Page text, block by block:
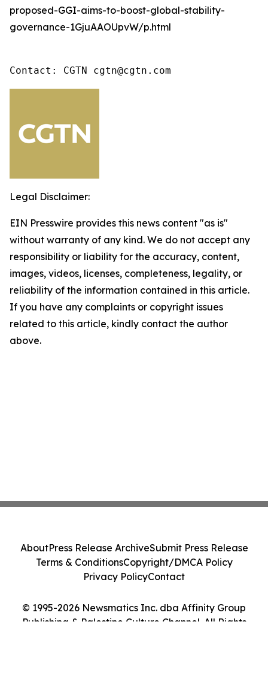
proposed-GGI-aims-to-boost-global-stability-
governance-1GjuAAOUpvW/p.html
Contact: CGTN cgtn@cgtn.com
Legal Disclaimer:
EIN Presswire provides this news content "as is"
without warranty of any kind. We do not accept any
responsibility or liability for the accuracy, content,
images, videos, licenses, completeness, legality, or
reliability of the information contained in this article.
If you have any complaints or copyright issues
related to this article, kindly contact the author
above.
© 1995-2026 Newsmatics Inc. dba Affinity Group
Publishing & Palestine Culture Channel. All Rights
AboutPress Release ArchiveSubmit Press Release
Terms & ConditionsCopyright/DMCA Policy
Privacy PolicyContact